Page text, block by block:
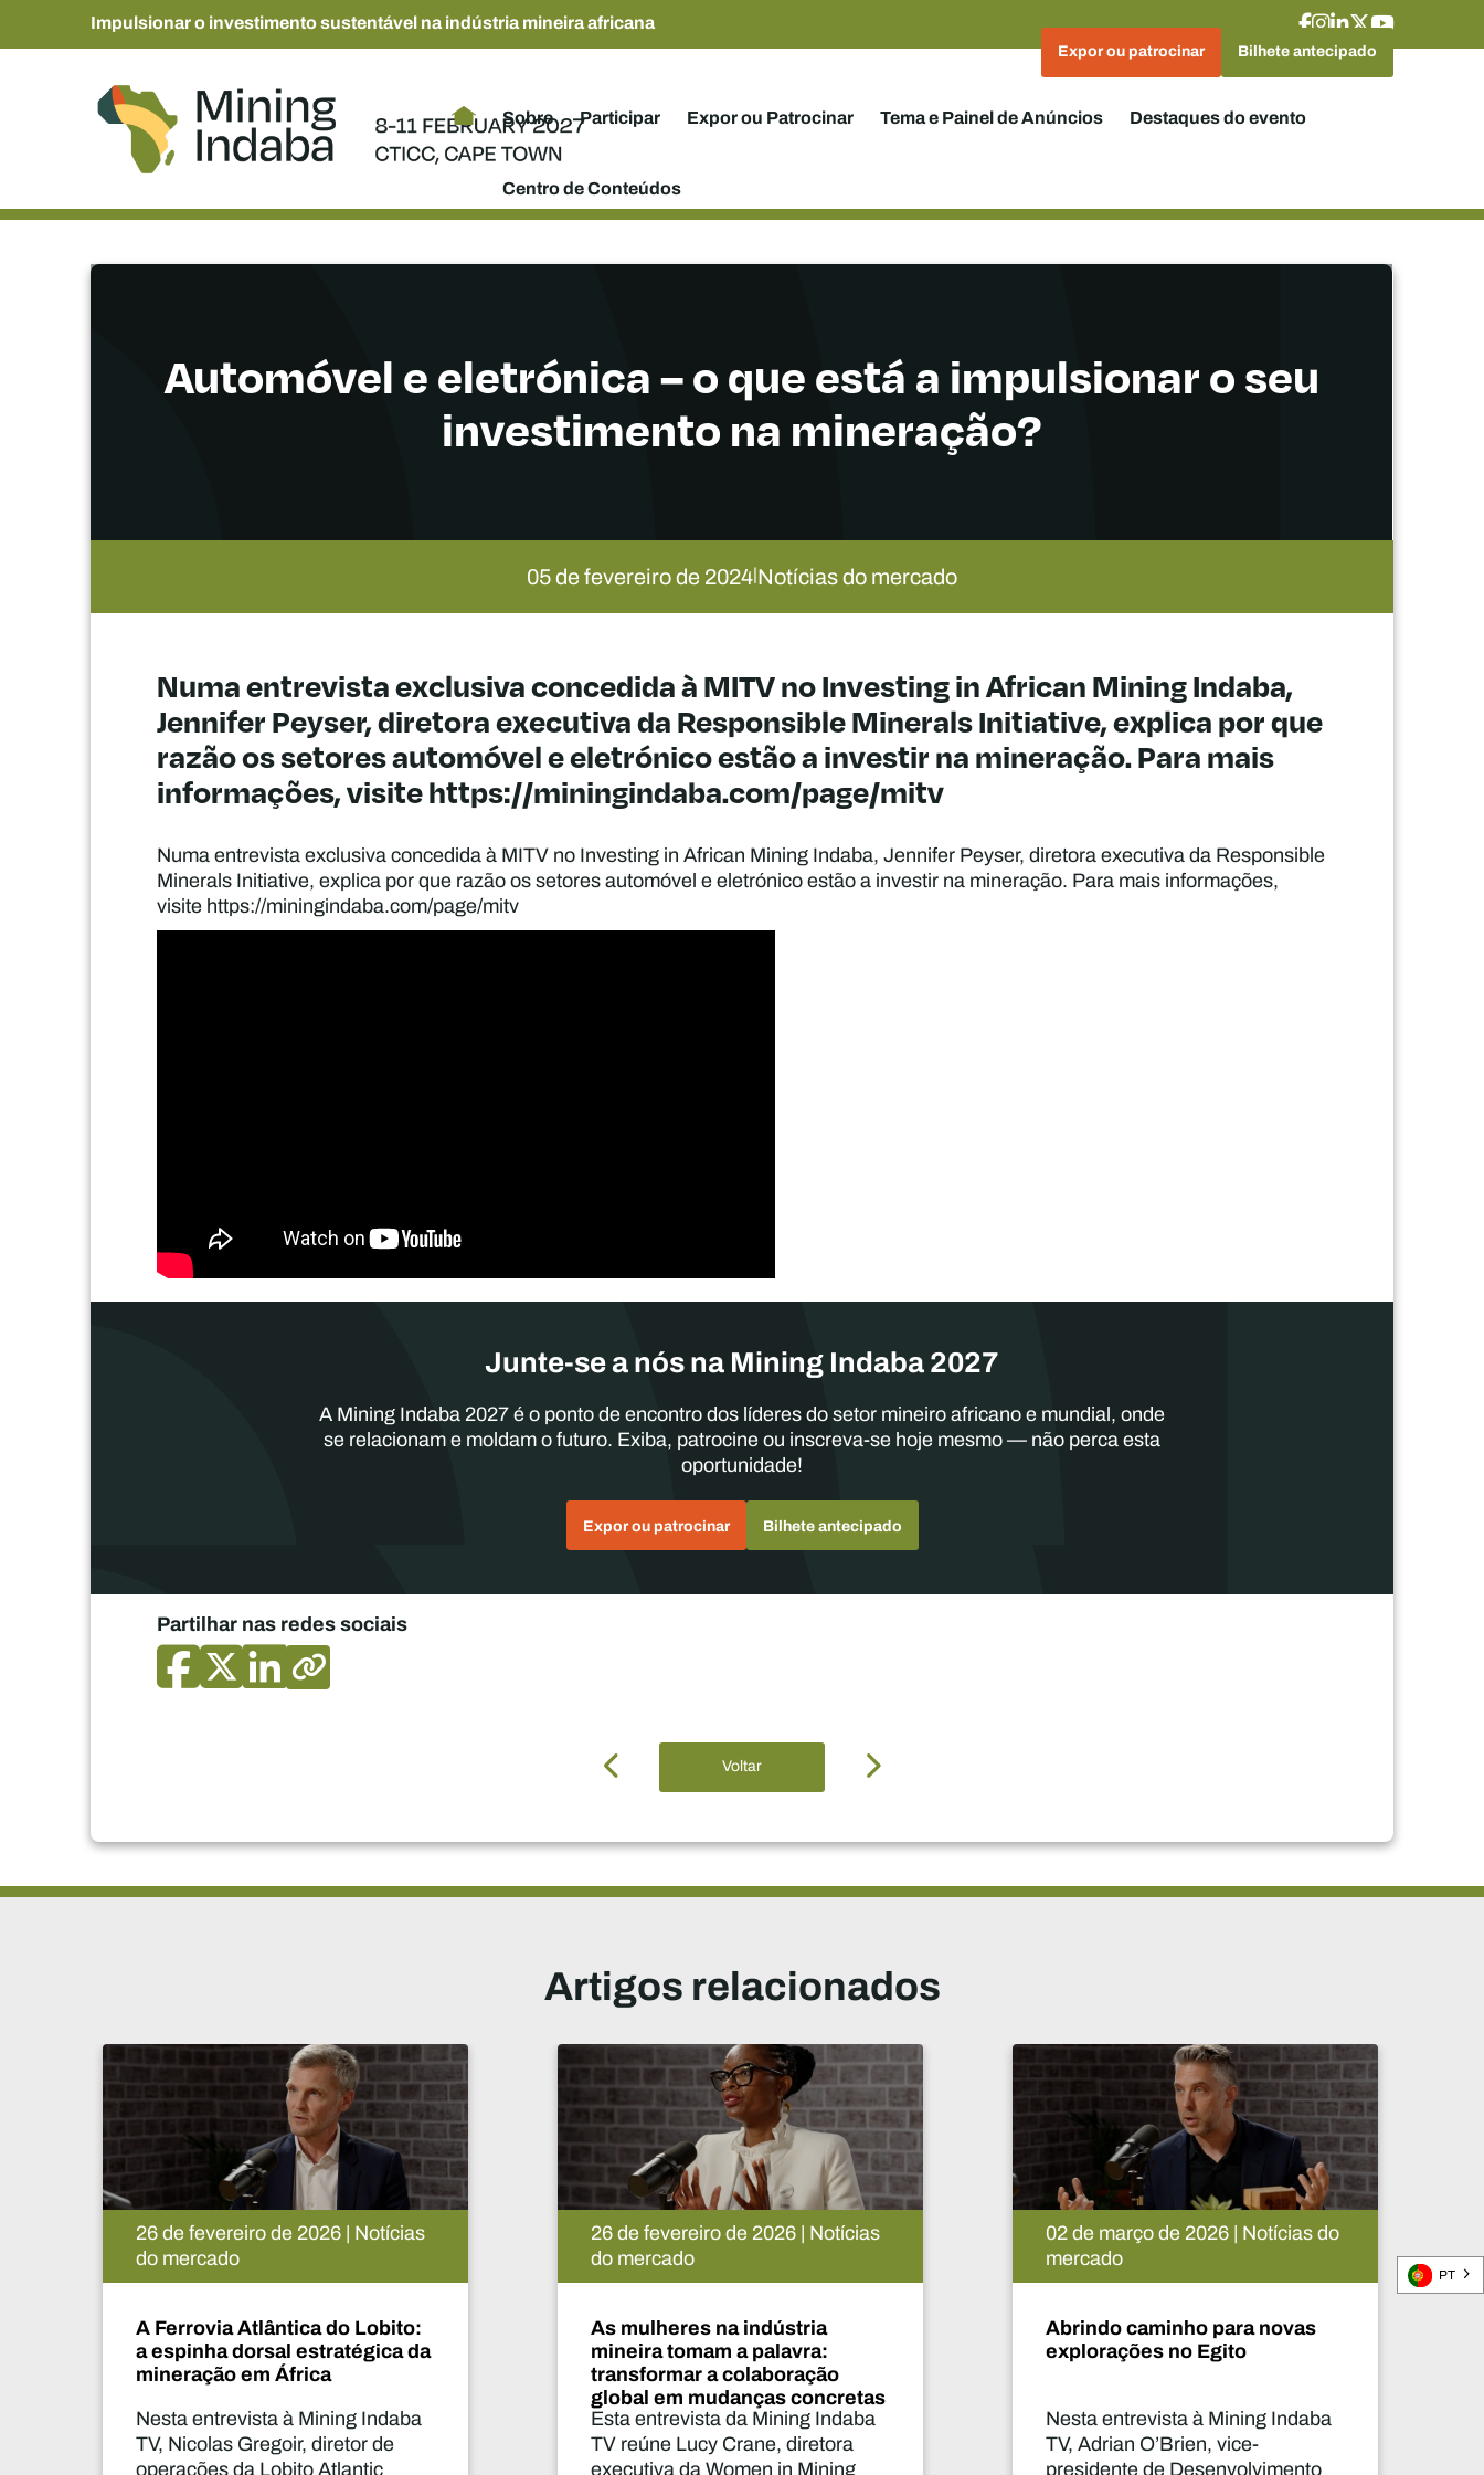
Impulsionar o investimento sustentável na indústria mineira africana
Expor ou patrocinar Bilhete antecipado
Sobre Participar Expor ou Patrocinar Tema e Painel de Anúncios Destaques do evento
Centro de Conteúdos
Automóvel e eletrónica – o que está a impulsionar o seu
investimento na mineração?
05 de fevereiro de 2024|Notícias do mercado
Numa entrevista exclusiva concedida à MITV no Investing in African Mining Indaba,
Jennifer Peyser, diretora executiva da Responsible Minerals Initiative, explica por que
razão os setores automóvel e eletrónico estão a investir na mineração. Para mais
informações, visite https://miningindaba.com/page/mitv
Numa entrevista exclusiva concedida à MITV no Investing in African Mining Indaba, Jennifer Peyser, diretora executiva da Responsible
Minerals Initiative, explica por que razão os setores automóvel e eletrónico estão a investir na mineração. Para mais informações,
visite https://miningindaba.com/page/mitv
Junte-se a nós na Mining Indaba 2027
A Mining Indaba 2027 é o ponto de encontro dos líderes do setor mineiro africano e mundial, onde
se relacionam e moldam o futuro. Exiba, patrocine ou inscreva-se hoje mesmo — não perca esta
oportunidade!
Expor ou patrocinar Bilhete antecipado
Partilhar nas redes sociais
Voltar
Artigos relacionados
de 2026 | Notícias
do Lobito:
estratégica da
à Mining Indaba
diretor de
26 de fevereiro de 2026 | Notícias
As mulheres na indústria
mineira tomam a palavra:
global em mudanças concretas
Esta entrevista da Mining Indaba
TV reúne Lucy Crane, diretora
02 de março de 2026 | Notícias do
Abrindo caminho para novas
explorações no Egito
Nesta entrevista à Mining Indaba
TV, Adrian O’Brien, vice-
02 de março de 2026 |
O primeiro lugar
Nesta entrevista à Mining
TV, Adrian O’Brien, vice-
PT